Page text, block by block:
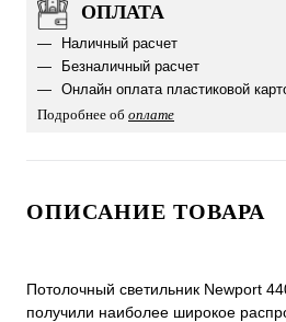
ОПЛАТА
Наличный расчет
Безналичный расчет
Онлайн оплата пластиковой
Подробнее об оплате
ОПИСАНИЕ ТОВАРА
Потолочный светильник Newport
получили наиболее широкое